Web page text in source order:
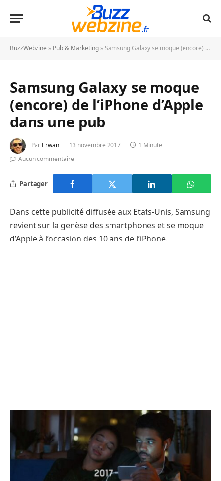
BuzzWebzine » Pub & Marketing »Samsung Galaxy se moque (encore) de l’iPhone d’Apple dans une pub
Samsung Galaxy se moque
(encore) de l’iPhone d’Apple
dans une pub
Par Erwan 13 novembre 2017
1 Minute
Aucun commentaire
Partager
Dans cette publicité diffusée aux Etats-Unis, Samsung
revient sur la genèse des smartphones et se moque
d’Apple à l’occasion des 10 ans de l’iPhone.